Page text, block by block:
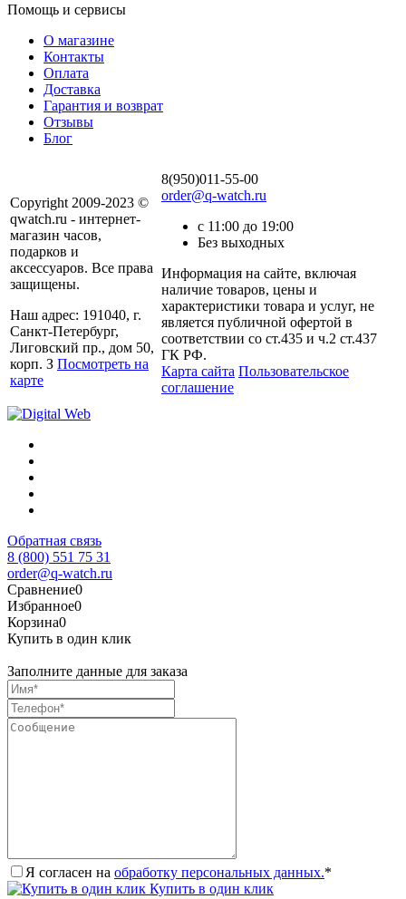
Помощь и сервисы
О магазине
Контакты
Оплата
Доставка
Гарантия и возврат
Отзывы
Блог
Copyright 2009-2023 ©
qwatch.ru - интернет-
магазин часов,
подарков и
аксессуаров. Все права
защищены.
Наш адрес: 191040, г.
Санкт-Петербург,
Лиговский пр., дом 50,
корп. З Посмотреть на
карте
8(950)011-55-00
order@q-watch.ru
с 11:00 до 19:00
Без выходных
Информация на сайте, включая
наличие товаров, цены и
характеристики товара и услуг, не
является публичной офертой в
соответствии со ст.435 и ч.2 ст.437
ГК РФ.
Карта сайта Пользовательское
соглашение
Обратная связь
8 (800) 551 75 31
order@q-watch.ru
Сравнение0
Избранное0
Корзина0
Купить в один клик
Заполните данные для заказа
Я согласен на обработку персональных данных.*
Купить в один клик